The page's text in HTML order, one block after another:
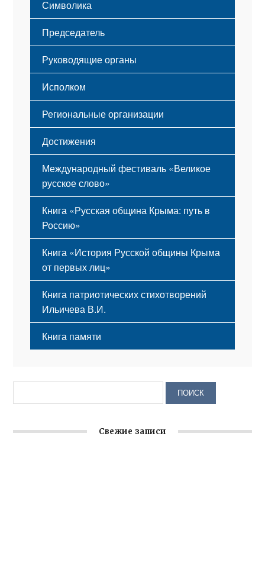
Принципы деятельности
Структура
Мероприятия
Символика
Флаг
Герб
Гимн
Председатель
Руководящие органы
Исполком
Региональные организации
Достижения
Международный фестиваль «Великое
русское слово»
Книга «Русская община Крыма: путь в
Россию»
Книга «История Русской общины Крыма
от первых лиц»
Книга патриотических стихотворений
Ильичева В.И.
Книга памяти
Свежие записи